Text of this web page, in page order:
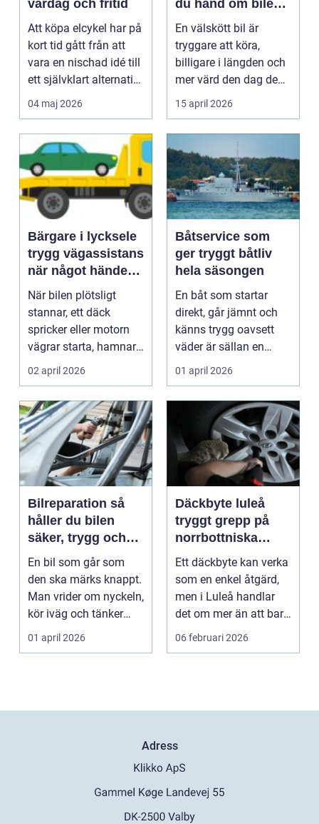
vardag och fritid
Att köpa elcykel har på
kort tid gått från att
vara en nischad idé till
ett självklart alternativ
fö...
04 maj 2026
du hand om bilen
på rätt sätt
En välskött bil är
tryggare att köra,
billigare i längden och
mer värd den dag den
ska säljas. Många...
15 april 2026
Bärgare i lycksele
trygg vägassistans
när något händer
på vägen
När bilen plötsligt
stannar, ett däck
spricker eller motorn
vägrar starta, hamnar
många i samma läge...
02 april 2026
Båtservice som
ger tryggt båtliv
hela säsongen
En båt som startar
direkt, går jämnt och
känns trygg oavsett
väder är sällan en
slump. Bakom varje
01 april 2026
Bilreparation så
håller du bilen
säker, trygg och
ekonomisk
En bil som går som
den ska märks knappt.
Man vrider om nyckeln,
kör iväg och tänker
inte mer på det....
01 april 2026
Däckbyte luleå
tryggt grepp på
norrbottniska
vägar
Ett däckbyte kan verka
som en enkel åtgärd,
men i Luleå handlar
det om mer än att bara
byta gummi mo...
06 februari 2026
Adress